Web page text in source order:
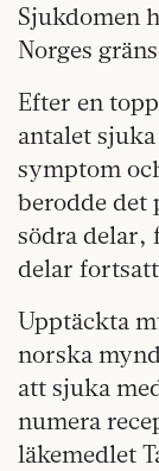
Sjukdomen
Norges
Efter en
antalet
symptom
berodde det
södra delar,
delar
Upptäckta
norska
att sjuka
numera
läkemedlet